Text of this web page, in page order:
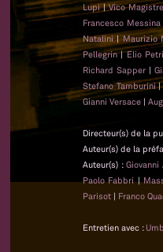
Lupi|Vico
Francesco Messina
Natalini|Maurizio
Pellegrin|Elio Petri
Richard Sapper|
Stefano Tamburini|
Gianni Versace |
Directeur(s) de la
Auteur(s) de la
Auteur(s) : Giovanni
Paolo Fabbri|
Parisot | Franco
Entretien avec :